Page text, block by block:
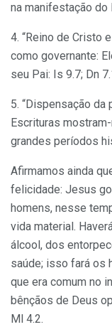
na mani­festação do
4. “Reino de Cristo
como governante:
seu Pai: Is 9.7; Dn
5. “Dispensação da
Escrituras
grandes períodos
Afirmamos ainda
felicidade: Jesus
homens, nesse
vida material.
álcool, dos
saúde; isso fará os
que era comum no
bênçãos de Deus
Ml 4.2.